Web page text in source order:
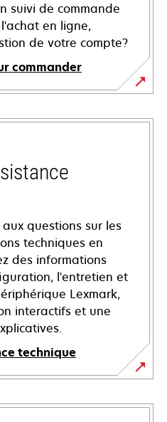
suivi de commande
en ligne,
de votre compte?
commander
questions sur les
techniques en
des informations
l'entretien et
Lexmark,
interactifs et une
technique